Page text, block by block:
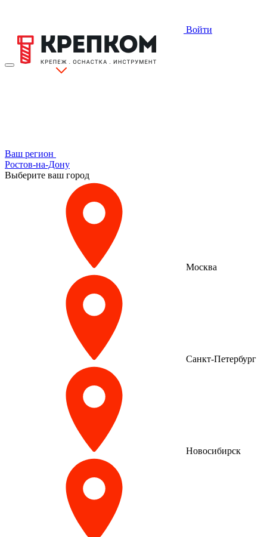
Войти
Ваш регион
Ростов-на-Дону
Выберите ваш город
Москва
Санкт-Петербург
Новосибирск